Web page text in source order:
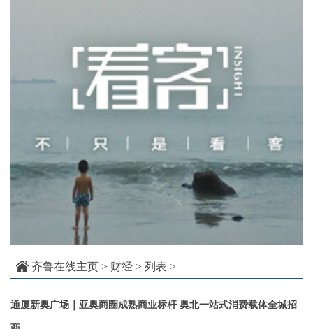
齐鲁在线主页 > 财经 > 列表 >
通厦新奥广场｜亚奥商圈成熟商业标杆 奥北一站式消费载体全城招